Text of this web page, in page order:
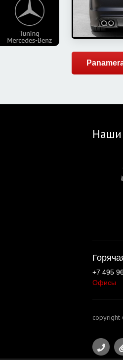
Наши
+7 495
Офисы
copyright